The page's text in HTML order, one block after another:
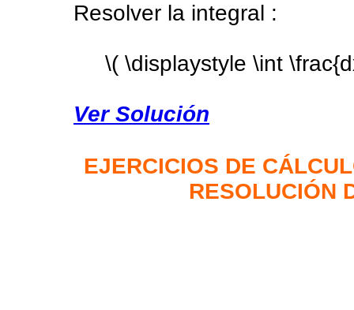
Resolver la integral :
\( \displaystyle \int
Ver Solución
EJERCICIOS DE
RESOLUCIÓN